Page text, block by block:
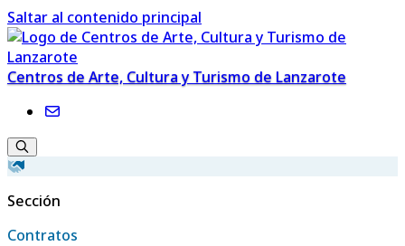
Saltar al contenido principal
Centros de Arte, Cultura y Turismo de Lanzarote
Sección
Contratos